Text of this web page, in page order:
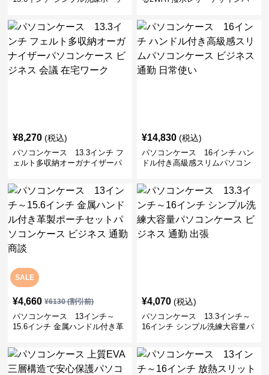
勤 日常使い
通勤 通学 出張 リモートワーク
¥8,270 (税込)
パソコンケース 13.3インチ フ
ェルト多収納オーガナイザーパ
宅ワーク
¥14,830 (税込)
パソコンケース 16インチ ハン
ドル付き高級感スリムパソコン
SALE
¥4,660 ¥6130(割引前)
パソコンケース 13インチ～
15.6インチ 金属ハンドル付き革
ビジネス 通勤 商談
¥4,070 (税込)
パソコンケース 13.3インチ～
16インチ シンプル洗練大容量パ
張